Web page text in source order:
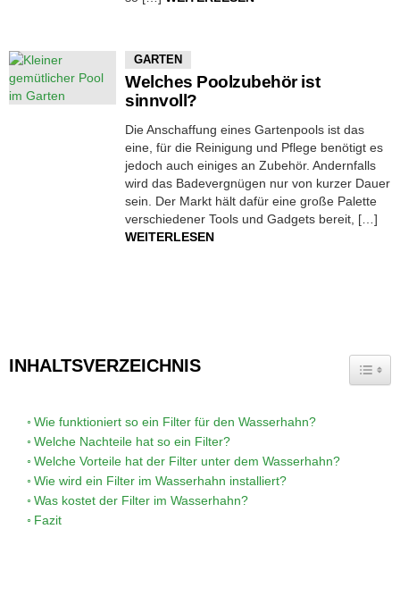
GARTEN
Welches Poolzubehör ist
sinnvoll?
Die Anschaffung eines Gartenpools ist das
eine, für die Reinigung und Pflege benötigt es
jedoch auch einiges an Zubehör. Andernfalls
wird das Badevergnügen nur von kurzer Dauer
sein. Der Markt hält dafür eine große Palette
verschiedener Tools und Gadgets bereit, […]
WEITERLESEN
INHALTSVERZEICHNIS
Wie funktioniert so ein Filter für den Wasserhahn?
Welche Nachteile hat so ein Filter?
Welche Vorteile hat der Filter unter dem Wasserhahn?
Wie wird ein Filter im Wasserhahn installiert?
Was kostet der Filter im Wasserhahn?
Fazit